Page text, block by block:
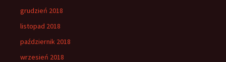
grudzień 2018
listopad 2018
październik 2018
wrzesień 2018